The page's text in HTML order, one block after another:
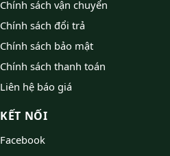
Chính sách vận chuyển
Chính sách đổi trả
Chính sách bảo mật
Chính sách thanh toán
Liên hệ báo giá
KẾT NỐI
Facebook